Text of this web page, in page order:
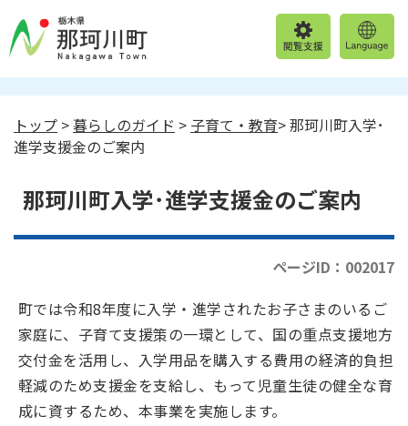
トップ >暮らしのガイド > 子育て・教育> 那珂川町入学･
進学支援金のご案内
那珂川町入学･進学支援金のご案内
ページID：002017
町では令和8年度に入学・進学されたお子さまのいるご
家庭に、子育て支援策の一環として、国の重点支援地方
交付金を活用し、入学用品を購入する費用の経済的負担
軽減のため支援金を支給し、もって児童生徒の健全な育
成に資するため、本事業を実施します。